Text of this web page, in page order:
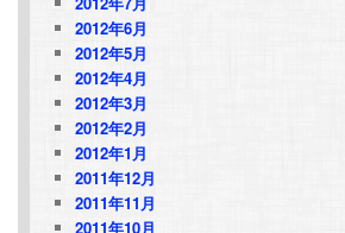
2012年6月
2012年5月
2012年4月
2012年3月
2012年2月
2012年1月
2011年12月
2011年11月
2011年10月